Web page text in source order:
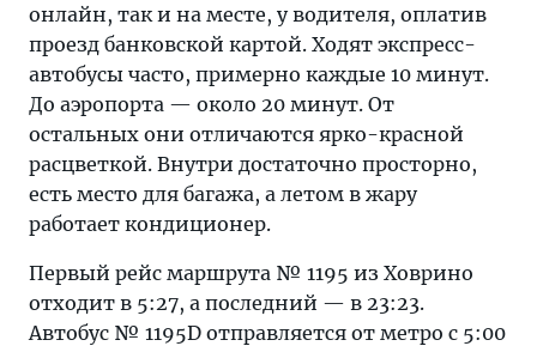
онлайн, так и на месте, у водителя, оплатив
проезд банковской картой. Ходят экспресс-
автобусы часто, примерно каждые 10 минут.
До аэропорта — около 20 минут. От
остальных они отличаются ярко-красной
расцветкой. Внутри достаточно просторно,
есть место для багажа, а летом в жару
работает кондиционер.
Первый рейс маршрута № 1195 из Ховрино
отходит в 5:27, а последний — в 23:23.
Автобус № 1195D отправляется от метро с 5:00